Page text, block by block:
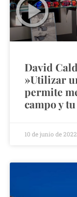
David
»Utilizar
permite
campo y
10 de junio de 2022